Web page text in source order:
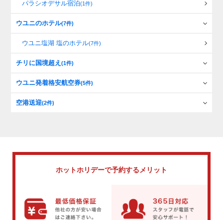
パラシオデサル宿泊(1件)
ウユニのホテル(7件)
ウユニ塩湖 塩のホテル(7件)
チリに国境超え(1件)
ウユニ発着格安航空券(5件)
空港送迎(2件)
ホットホリデーで予約するメリット